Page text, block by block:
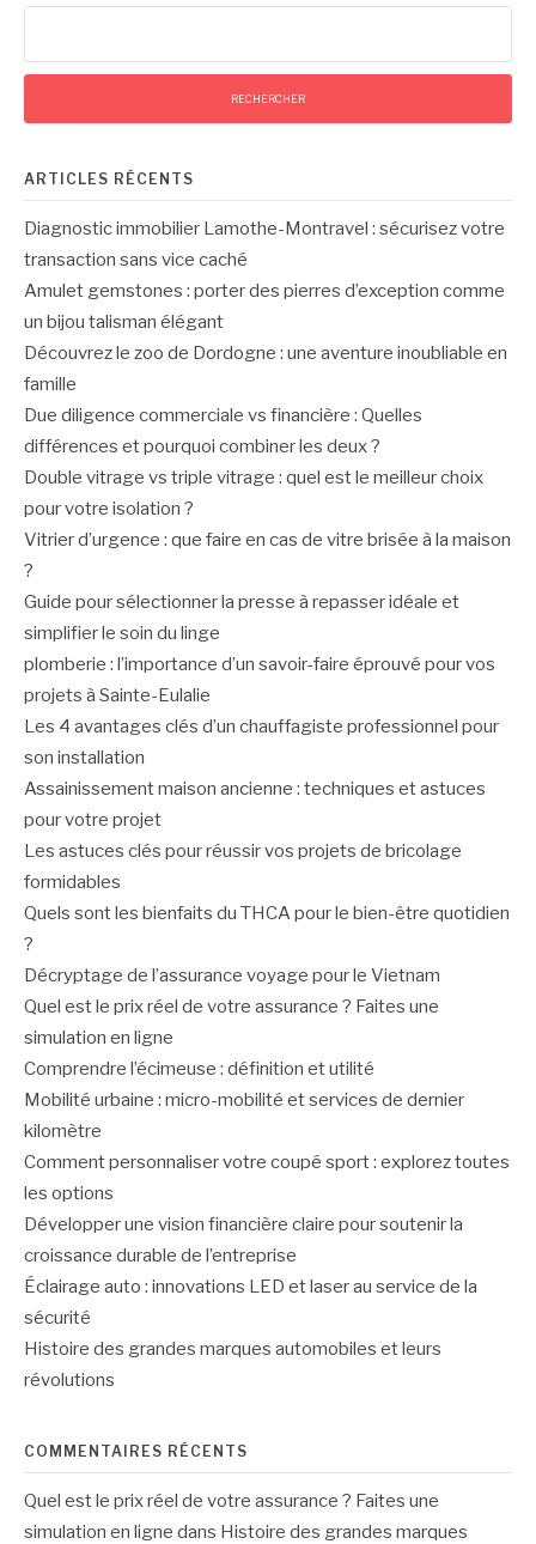
ARTICLES RÉCENTS
Diagnostic immobilier Lamothe-Montravel : sécurisez votre
transaction sans vice caché
Amulet gemstones : porter des pierres d’exception comme
un bijou talisman élégant
Découvrez le zoo de Dordogne : une aventure inoubliable en
famille
Due diligence commerciale vs financière : Quelles
différences et pourquoi combiner les deux ?
Double vitrage vs triple vitrage : quel est le meilleur choix
pour votre isolation ?
Vitrier d’urgence : que faire en cas de vitre brisée à la maison
?
Guide pour sélectionner la presse à repasser idéale et
simplifier le soin du linge
plomberie : l’importance d’un savoir-faire éprouvé pour vos
projets à Sainte-Eulalie
Les 4 avantages clés d’un chauffagiste professionnel pour
son installation
Assainissement maison ancienne : techniques et astuces
pour votre projet
Les astuces clés pour réussir vos projets de bricolage
formidables
Quels sont les bienfaits du THCA pour le bien-être quotidien
?
Décryptage de l’assurance voyage pour le Vietnam
Quel est le prix réel de votre assurance ? Faites une
simulation en ligne
Comprendre l’écimeuse : définition et utilité
Mobilité urbaine : micro-mobilité et services de dernier
kilomètre
Comment personnaliser votre coupé sport : explorez toutes
les options
Développer une vision financière claire pour soutenir la
croissance durable de l’entreprise
Éclairage auto : innovations LED et laser au service de la
sécurité
Histoire des grandes marques automobiles et leurs
révolutions
COMMENTAIRES RÉCENTS
Quel est le prix réel de votre assurance ? Faites une
simulation en ligne dans Histoire des grandes marques